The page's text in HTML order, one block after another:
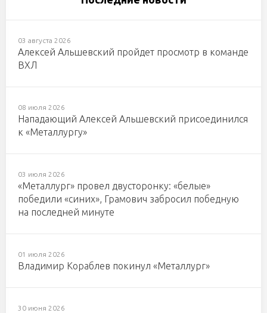
03 августа 2026
Алексей Альшевский пройдет просмотр в команде
ВХЛ
08 июля 2026
Нападающий Алексей Альшевский присоединился
к «Металлургу»
03 июля 2026
«Металлург» провел двусторонку: «белые»
победили «синих», Грамович забросил победную
на последней минуте
01 июля 2026
Владимир Кораблев покинул «Металлург»
30 июня 2026